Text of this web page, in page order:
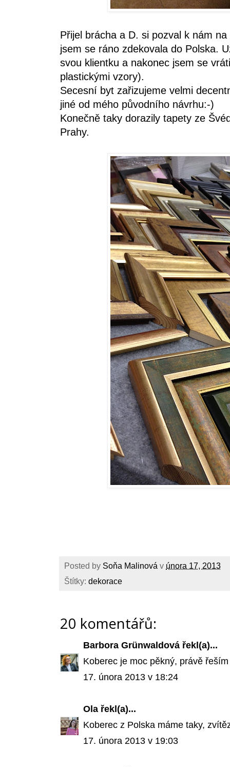
Přijel brácha a D. si pozval k nám
jsem se ráno zdekovala do Polska.
svou klientku a nakonec jsem se
plastickými vzory).
Secesní byt zařizujeme velmi
jiné od mého původního návrhu:-)
Konečně taky dorazily tapety ze
Prahy.
Posted by Soňa Malinová v února 17, 2013
Štítky: dekorace
20 komentářů:
Barbora Grünwaldová řekl(a)...
Koberec je moc pěkný, právě
17. února 2013 v 18:24
Ola řekl(a)...
Koberec z Polska máme taky,
17. února 2013 v 19:03